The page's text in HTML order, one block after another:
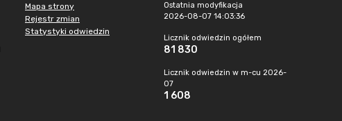
Mapa strony
Rejestr zmian
Statystyki odwiedzin
Ostatnia modyfikacja
2026-08-07 14:03:36
Licznik odwiedzin ogółem
81 830
Licznik odwiedzin w m-cu 2026-
07
1 608